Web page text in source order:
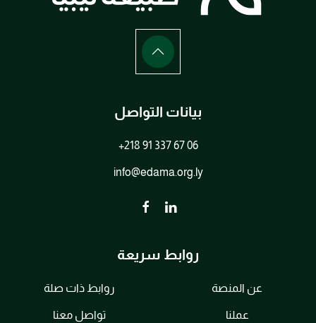
بيانات التواصل
+218 91 337 67 06
info@edama.org.ly
روابط سريعة
عن المنصة
عملنا
روابط ذات صلة
تواصل معنا